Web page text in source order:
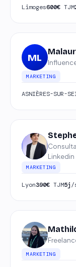
Limoges600€ TJM
ML
MARKETING
ASNIÈRES-SUR-
Linkedin
MARKETING
Lyon390€ TJM5j/
MARKETING